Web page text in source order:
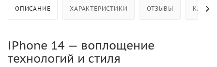
ОПИСАНИЕ ХАРАКТЕРИСТИКИ ОТЗЫВЫ КАК
iPhone 14 — воплощение
технологий и стиля